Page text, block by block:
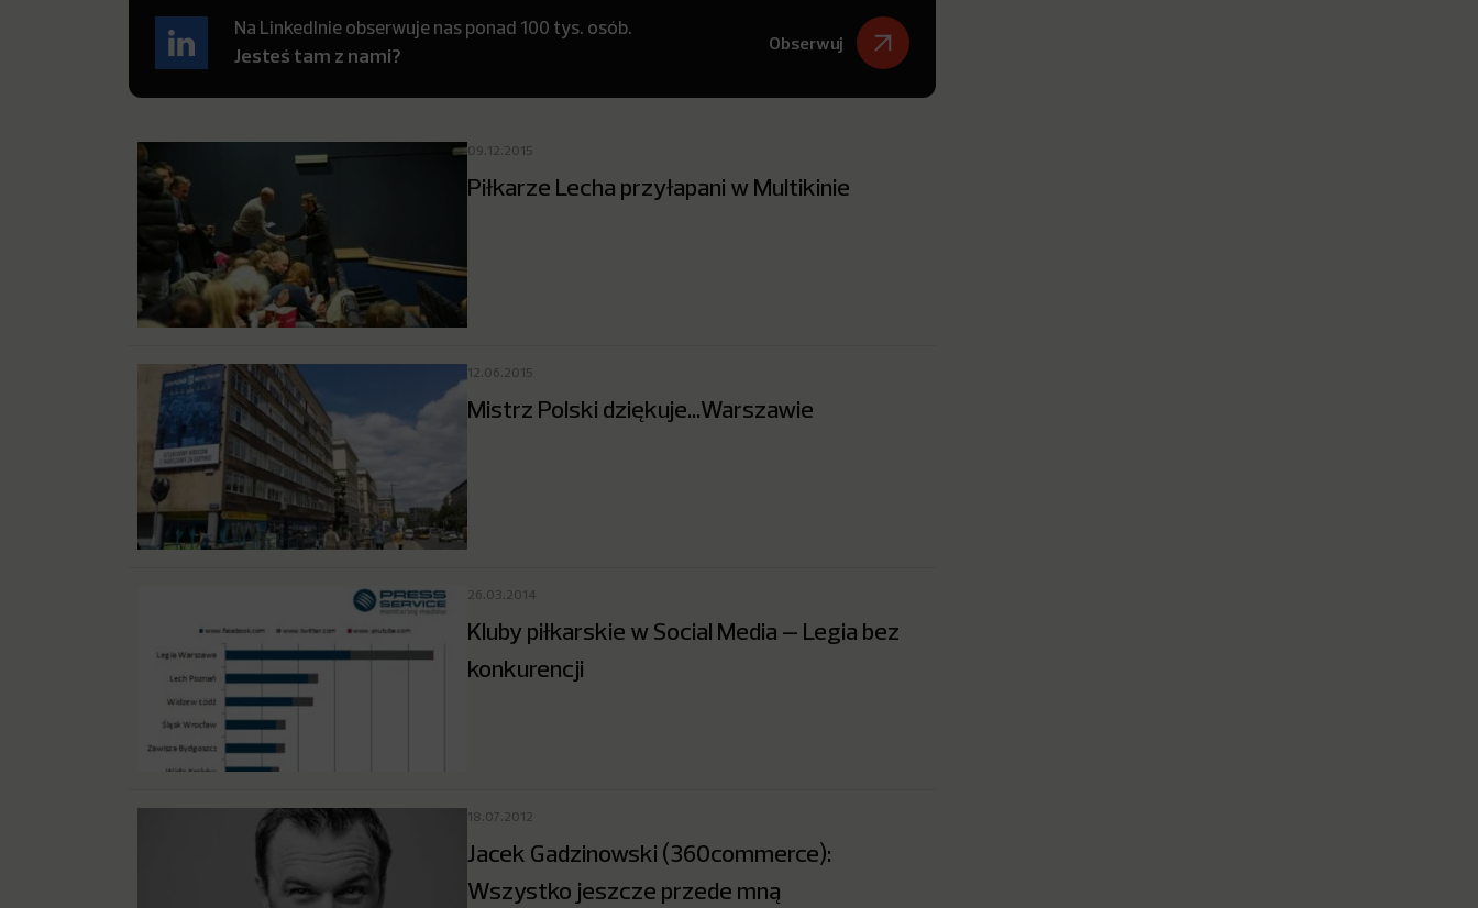
Na LinkedInie obserwuje nas ponad 100 tys. osób.
Jesteś tam z nami?
Obserwuj
09.12.2015
Piłkarze Lecha przyłapani w Multikinie
12.06.2015
Mistrz Polski dziękuje…Warszawie
26.03.2014
Kluby piłkarskie w Social Media – Legia bez
konkurencji
18.07.2012
Jacek Gadzinowski (360commerce):
Wszystko jeszcze przede mną